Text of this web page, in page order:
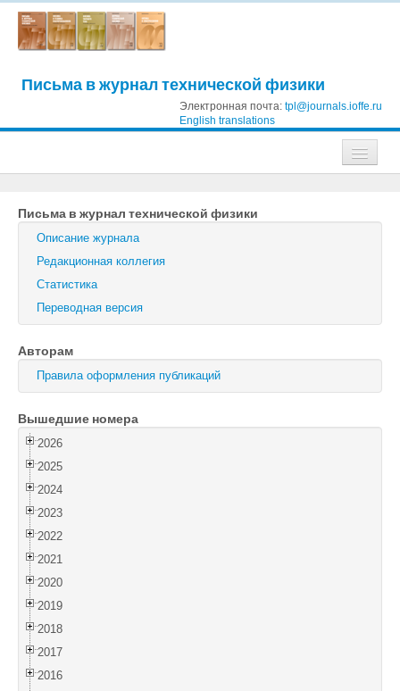
Письма в журнал технической физики
Электронная почта: tpl@journals.ioffe.ru
English translations
Журнал технической физики
Письма в Журнал технической физики
Физика твердого тела
Физика и техника полупроводников
Оптика и спектроскопия
Поиск
Войти
Письма в журнал технической физики
Описание журнала
Редакционная коллегия
Статистика
Переводная версия
Авторам
Правила оформления публикаций
Вышедшие номера
2026
2025
2024
2023
2022
2021
2020
2019
2018
2017
2016